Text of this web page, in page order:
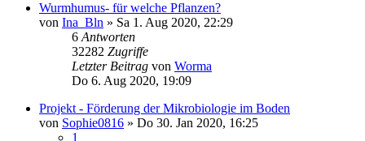
Wurmhumus- für welche Pflanzen?
von Ina_Bln » Sa 1. Aug 2020, 22:29
6 Antworten
32282 Zugriffe
Letzter Beitrag von Worma
Do 6. Aug 2020, 19:09
Projekt - Förderung der Mikrobiologie im Boden
von Sophie0816 » Do 30. Jan 2020, 16:25
1